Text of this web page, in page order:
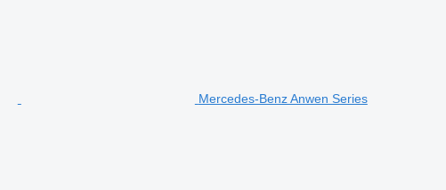
Mercedes-Benz Anwen Series